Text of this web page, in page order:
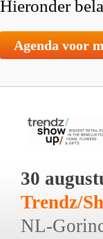
Hieronder
Agenda voor
30
Trendz/
NL-